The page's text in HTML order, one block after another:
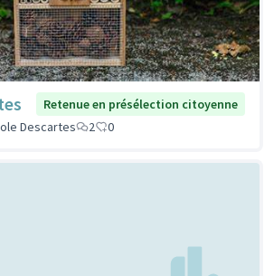
Retenue en présélection citoyenne
Descartes
2 0